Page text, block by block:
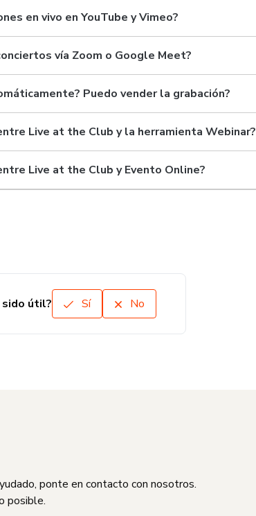
en vivo en YouTube y Vimeo?
vía Zoom o Google Meet?
Puedo vender la grabación?
Live at the Club y la herramienta Webinar?
Live at the Club y Evento Online?
sido útil? Sí No
ponte en contacto con nosotros.
posible.